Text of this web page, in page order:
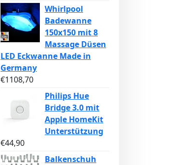
Whirlpool
Badewanne
150x150 mit 8
Massage Düsen
LED Eckwanne Made in
Germany
€1108,70
Philips Hue
Bridge 3.0 mit
Apple HomeKit
Unterstützung
€44,90
Balkenschuh